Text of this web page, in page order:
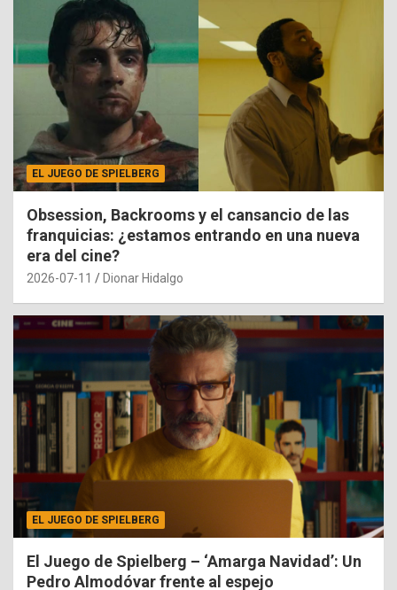
EL JUEGO DE SPIELBERG
Obsession, Backrooms y el cansancio de las
franquicias: ¿estamos entrando en una nueva
era del cine?
2026-07-11 Dionar Hidalgo
EL JUEGO DE SPIELBERG
El Juego de Spielberg – ‘Amarga Navidad’: Un
Pedro Almodóvar frente al espejo